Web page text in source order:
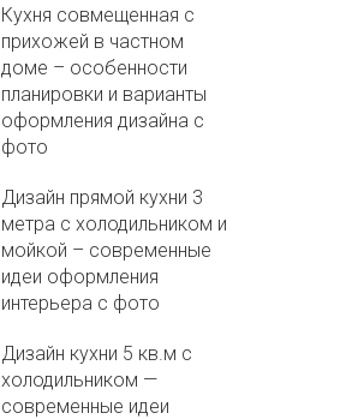
Кухня совмещенная с
прихожей в частном
доме – особенности
планировки и варианты
оформления дизайна с
фото
Дизайн прямой кухни 3
метра с холодильником и
мойкой – современные
идеи оформления
интерьера с фото
Дизайн кухни 5 кв.м с
холодильником —
современные идеи